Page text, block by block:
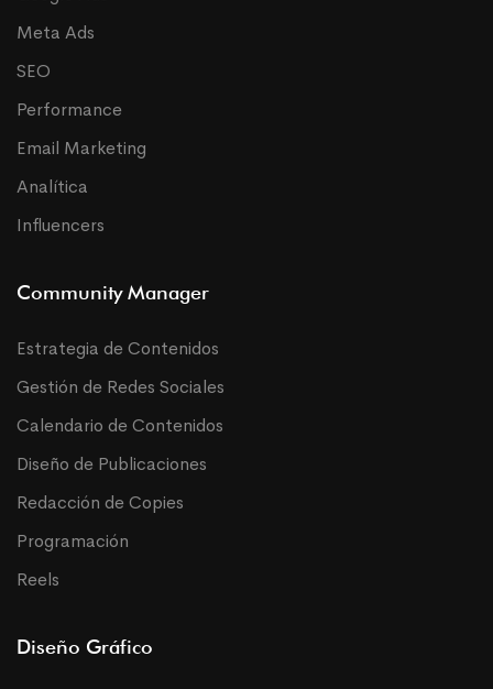
Meta Ads
SEO
Performance
Email Marketing
Analítica
Influencers
Community Manager
Estrategia de Contenidos
Gestión de Redes Sociales
Calendario de Contenidos
Diseño de Publicaciones
Redacción de Copies
Programación
Reels
Diseño Gráfico